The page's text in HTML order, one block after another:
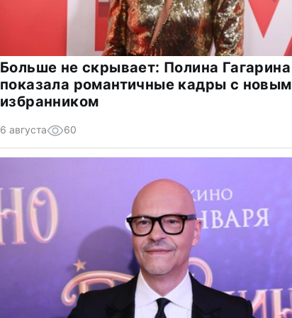
Больше не скрывает: Полина Гагарина
показала романтичные кадры с новым
избранником
6 августа 60